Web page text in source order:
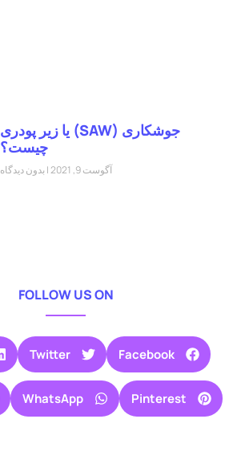
جوشکاری (SAW) یا زیر پودری
چیست؟
آگوست 9, 2021 بدون دیدگاه
FOLLOW US ON
Facebook
Twitter
Pinterest
WhatsApp